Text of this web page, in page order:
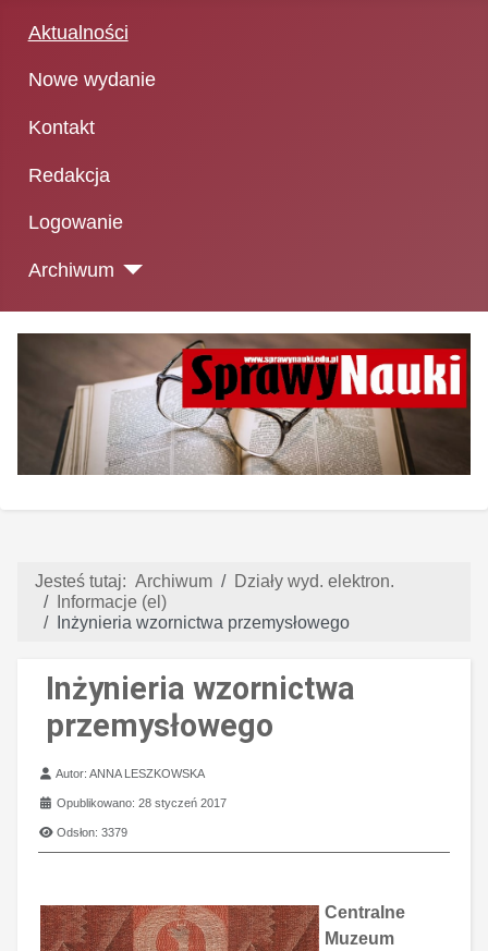
Aktualności
Nowe wydanie
Kontakt
Redakcja
Logowanie
Archiwum
Jesteś tutaj: Archiwum
Działy wyd. elektron.
Informacje (el)
Inżynieria wzornictwa przemysłowego
Inżynieria wzornictwa
przemysłowego
Szczegóły
Autor:ANNA LESZKOWSKA
Opublikowano: 28 styczeń 2017
Odsłon: 3379
Centralne
Muzeum